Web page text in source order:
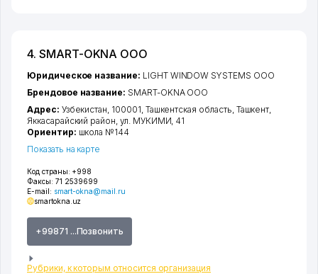
4. SMART-OKNA ООО
Код страны: +998
Факсы: 71 2539699
E-mail: smart-okna@mail.ru
smartokna.uz
+99871 ...Позвонить
Рубрики, к которым относится организация
Юридическое название: LIGHT WINDOW SYSTEMS ООО
Брендовое название: SMART-OKNA ООО
Адрес: Узбекистан, 100001, Ташкентская область Ташкент
Яккасарайский район ул. МУКИМИ , 41
Ориентир: школа №144
Показать на карте